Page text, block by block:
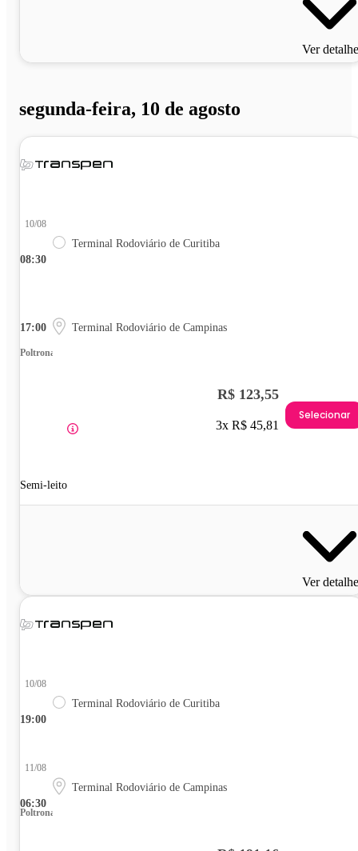
Ver
segunda-feira, 10 de agosto
08:30
10/08
Terminal Rodoviário de Curitiba
17:00 Terminal Rodoviário de Campinas
Poltrona
Semi-leito
R$ 123,55
3x R$ 45,81
Selecionar
Ver
19:00
10/08
Terminal Rodoviário de Curitiba
06:30
11/08
Terminal Rodoviário de Campinas
Poltrona